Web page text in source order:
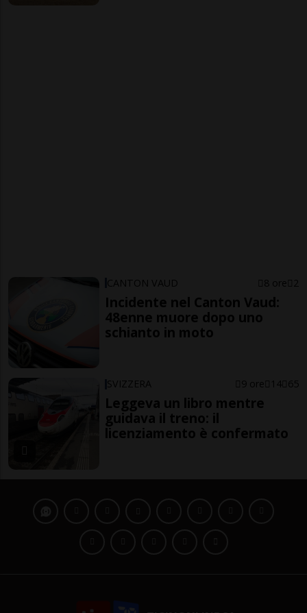
CANTON VAUD 8 ore 2
Incidente nel Canton Vaud:
48enne muore dopo uno
schianto in moto
SVIZZERA 9 ore 14 65
Leggeva un libro mentre
guidava il treno: il
licenziamento è confermato